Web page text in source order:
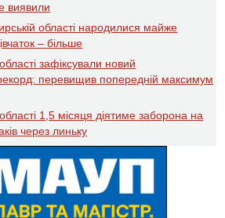
виявили
області народилися майже
– більше
зафіксували новий
перевищив попередній максимум
1,5 місяця діятиме заборона на
через линьку